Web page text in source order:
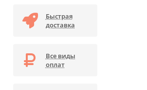
Быстрая
доставка
Все виды
оплат